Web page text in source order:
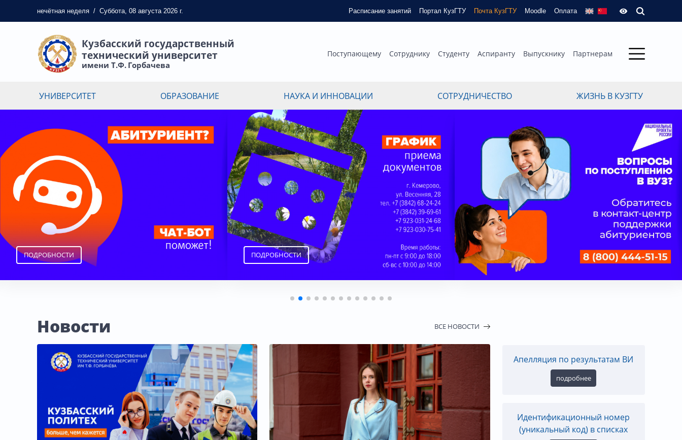
нечётная неделя / Суббота, 08 августа 2026 г. Расписание занятий Портал КузГТУ Почта КузГТУ Moodle Оплата
Кузбасский государственный
технический университет
имени Т.Ф. Горбачева
Поступающему Сотруднику Студенту Аспиранту Выпускнику Партнерам
УНИВЕРСИТЕТ ОБРАЗОВАНИЕ НАУКА И ИННОВАЦИИ СОТРУДНИЧЕСТВО ЖИЗНЬ В КУЗГТУ
ПОДРОБНОСТИ ПОДРОБНОСТИ
Новости ВСЕ НОВОСТИ
Апелляция по результатам ВИ
подробнее
Идентификационный номер
(уникальный код) в списках